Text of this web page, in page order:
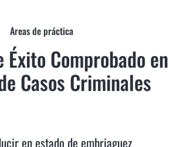
Áreas de práctica
Comprobado en
Casos Criminales
en estado de embriaguez